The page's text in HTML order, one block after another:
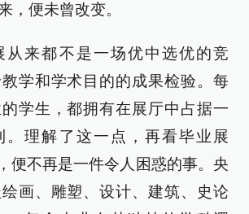
，便未曾改变。
从来都不是一场优中选优的竞
学和学术目的的成果检验。每
学生，都拥有在展厅中占据一
。理解了这一点，再看毕业展
便不再是一件令人困惑的事。央
画、雕塑、设计、建筑、史论